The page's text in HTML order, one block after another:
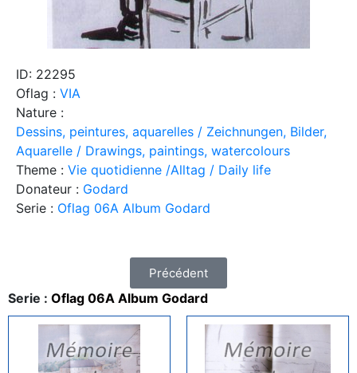
ID: 22295
Oflag : VIA
Nature :
Dessins, peintures, aquarelles / Zeichnungen, Bilder,
Aquarelle / Drawings, paintings, watercolours
Theme : Vie quotidienne /Alltag / Daily life
Donateur : Godard
Serie : Oflag 06A Album Godard
Précédent
Serie : Oflag 06A Album Godard